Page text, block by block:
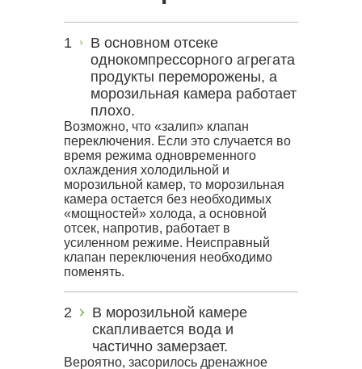
В основном отсеке
однокомпрессорного агрегата
продукты переморожены, а
морозильная камера работает
плохо.
Возможно, что «залип» клапан
переключения. Если это случается во
время режима одновременного
охлаждения холодильной и
морозильной камер, то морозильная
камера остается без необходимых
«мощностей» холода, а основной
отсек, напротив, работает в
усиленном режиме. Неисправный
клапан переключения необходимо
поменять.
В морозильной камере
скапливается вода и
частично замерзает.
Вероятно, засорилось дренажное